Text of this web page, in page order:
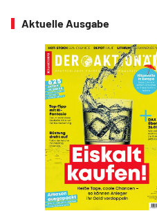
Aktuelle Ausgabe